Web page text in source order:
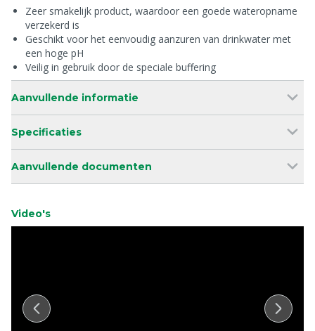
Zeer smakelijk product, waardoor een goede wateropname
verzekerd is
Geschikt voor het eenvoudig aanzuren van drinkwater met
een hoge pH
Veilig in gebruik door de speciale buffering
Aanvullende informatie
Specificaties
Aanvullende documenten
Video's